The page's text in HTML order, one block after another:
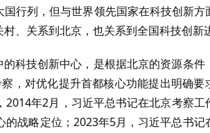
行列，但与世界领先国家在科技创新方
、关系到北京，也关系到全国科技创新
科技创新中心，是根据北京的资源条件
，对优化提升首都核心功能提出明确要
年2月，习近平总书记在北京考察工
战略定位；2023年5月，习近平总书记